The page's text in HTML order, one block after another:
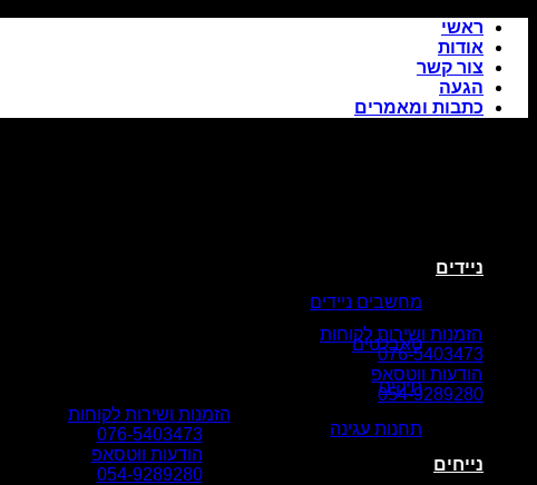
Skip
content
ראשי
אודות
צור קשר
הגעה
כתבות ומאמרים
הזמנות ושירות לקוחות
076-5403473
הודעות ווטסאפ
054-9289280
הזמנות ושירות לקוחות
076-5403473
הודעות ווטסאפ
054-9289280
ניידים
מחשבים ניידים
טאבלטים
תיקים
תחנות עגינה
נייחים